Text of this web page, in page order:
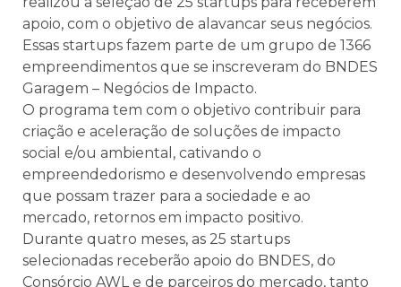
apoio, com o objetivo de alavancar seus negócios.
Essas startups fazem parte de um grupo de 1366
empreendimentos que se inscreveram do BNDES
Garagem – Negócios de Impacto.
O programa tem com o objetivo contribuir para
criação e aceleração de soluções de impacto
social e/ou ambiental, cativando o
empreendedorismo e desenvolvendo empresas
que possam trazer para a sociedade e ao
mercado, retornos em impacto positivo.
Durante quatro meses, as 25 startups
selecionadas receberão apoio do BNDES, do
Consórcio AWL e de parceiros do mercado, tanto